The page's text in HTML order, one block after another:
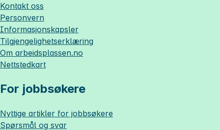
Kontakt oss
Personvern
Informasjonskapsler
Tilgjengelighetserklæring
Om arbeidsplassen.no
Nettstedkart
For jobbsøkere
Nyttige artikler for jobbsøkere
Spørsmål og svar